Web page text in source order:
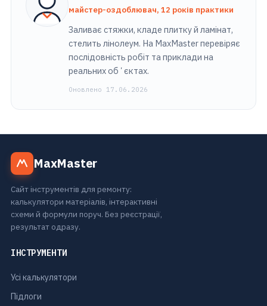
майстер-оздоблювач, 12 років практики
Заливає стяжки, кладе плитку й ламінат,
стелить лінолеум. На MaxMaster перевіряє
послідовність робіт та приклади на
реальних обʼєктах.
Оновлено 17.06.2026
MaxMaster
Сайт інструментів для ремонту:
калькулятори матеріалів, інтерактивні
схеми й формули поруч. Без реєстрації,
результат одразу.
ІНСТРУМЕНТИ
Усі калькулятори
Підлоги